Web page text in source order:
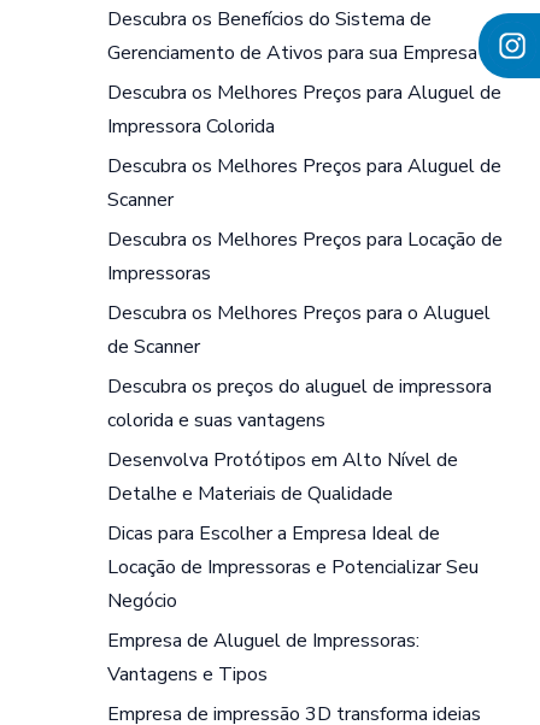
Descubra os Benefícios do Sistema de
Gerenciamento de Ativos para sua Empresa
Descubra os Melhores Preços para Aluguel de
Impressora Colorida
Descubra os Melhores Preços para Aluguel de
Scanner
Descubra os Melhores Preços para Locação de
Impressoras
Descubra os Melhores Preços para o Aluguel
de Scanner
Descubra os preços do aluguel de impressora
colorida e suas vantagens
Desenvolva Protótipos em Alto Nível de
Detalhe e Materiais de Qualidade
Dicas para Escolher a Empresa Ideal de
Locação de Impressoras e Potencializar Seu
Negócio
Empresa de Aluguel de Impressoras:
Vantagens e Tipos
Empresa de impressão 3D transforma ideias